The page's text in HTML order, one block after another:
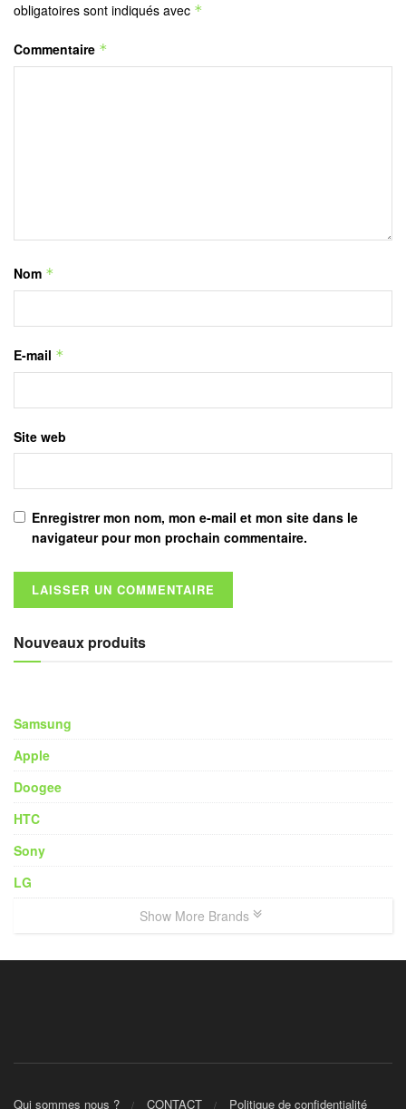
obligatoires sont indiqués avec *
Commentaire *
Nom *
E-mail *
Site web
Enregistrer mon nom, mon e-mail et mon site dans le
navigateur pour mon prochain commentaire.
Nouveaux produits
Samsung
Apple
Doogee
HTC
Sony
LG
Show More Brands
Qui sommes nous ? CONTACT Politique de confidentialité